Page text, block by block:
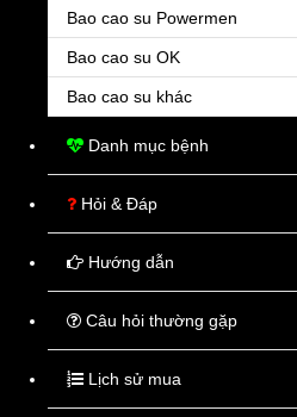
Bao cao su Powermen
Bao cao su OK
Bao cao su khác
Danh mục bệnh
Hỏi & Đáp
Hướng dẫn
Câu hỏi thường gặp
Lịch sử mua
Địa chỉ chi tiết